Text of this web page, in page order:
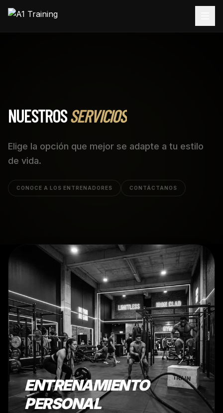
NUESTROSSERVICIOS
Elige la opción que mejor se adapte a tu estilo
de vida.
CONOCE A LOS ENTRENADORES CONTÁCTANOS
ENTRENAMIENTO
PERSONAL